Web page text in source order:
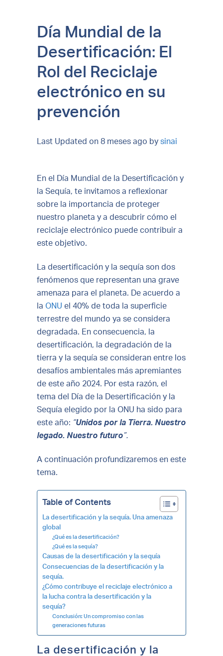
Día Mundial de la
Desertificación: El
Rol del Reciclaje
electrónico en su
prevención
Last Updated on 8 meses ago by sinai
En el Día Mundial de la Desertificación y
la Sequía, te invitamos a reflexionar
sobre la importancia de proteger
nuestro planeta y a descubrir cómo el
reciclaje electrónico puede contribuir a
este objetivo.
La desertificación y la sequía son dos
fenómenos que representan una grave
amenaza para el planeta. De acuerdo a
la ONU el 40% de toda la superficie
terrestre del mundo ya se considera
degradada. En consecuencia, la
desertificación, la degradación de la
tierra y la sequía se consideran entre los
desafíos ambientales más apremiantes
de este año 2024. Por esta razón, el
tema del Día de la Desertificación y la
Sequía elegido por la ONU ha sido para
este año: “Unidos por la Tierra. Nuestro
legado. Nuestro futuro”.
A continuación profundizaremos en este
tema.
Table of Contents
La desertificación y la sequía. Una amenaza
global
¿Qué es la desertificación?
¿Qué es la sequía?
Causas de la desertificación y la sequía
Consecuencias de la desertificación y la
sequía.
¿Cómo contribuye el reciclaje electrónico a
la lucha contra la desertificación y la
sequía?
Conclusión: Un compromiso con las
generaciones futuras
La desertificación y la